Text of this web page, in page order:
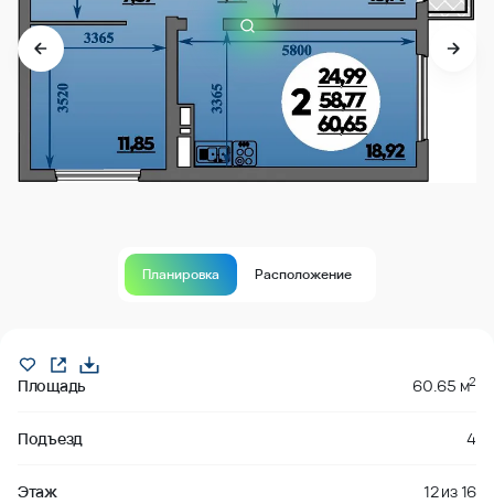
Планировка Расположение
Площадь 60.65 м2
Подъезд 4
Этаж 12из16